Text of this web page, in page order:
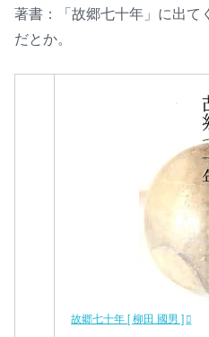
著書：「故郷七十年」に出て
だとか。
故郷七十年 [ 柳田 國男 ]